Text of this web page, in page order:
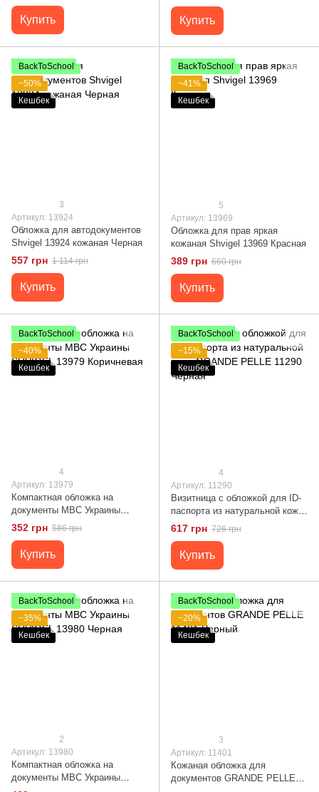
Купить Купить
BackToSchool
−50%
Кешбек
3
Артикул: 13924
Обложка для автодокументов
Shvigel 13924 кожаная Черная
557 грн 1 114 грн
Купить
BackToSchool
−41%
Кешбек
5
Артикул: 13969
Обложка для прав яркая
кожаная Shvigel 13969 Красная
389 грн 660 грн
Купить
BackToSchool
−40%
Кешбек
4
Артикул: 13979
Компактная обложка на
документы МВС Украины
SHVIGEL 13979 Коричневая
352 грн 586 грн
Купить
BackToSchool
−15%
Кешбек
4
Артикул: 11290
Визитница с обложкой для ID-
паспорта из натуральной кожи
GRANDE PELLE 11290 Черная
617 грн 726 грн
Купить
BackToSchool
−35%
Кешбек
2
Артикул: 13980
Компактная обложка на
документы МВС Украины
BackToSchool
−20%
Кешбек
3
Артикул: 11401
Кожаная обложка для
документов GRANDE PELLE